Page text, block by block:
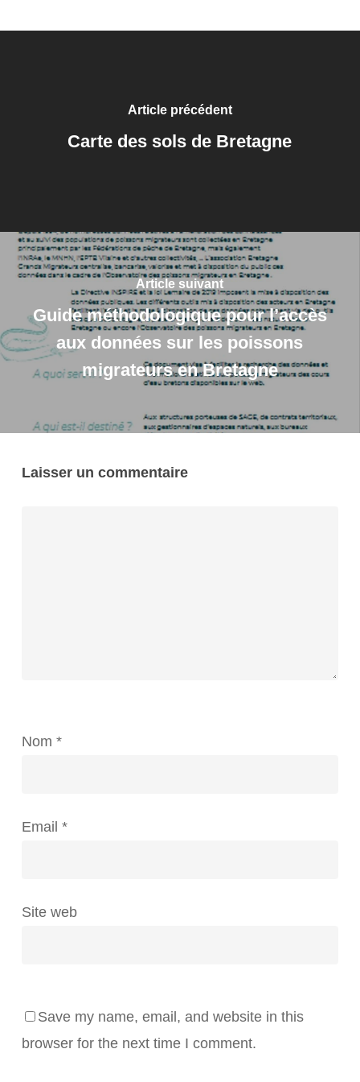
Article précédent
Carte des sols de Bretagne
Article suivant
Guide méthodologique pour l’accès
aux données sur les poissons
migrateurs en Bretagne
Laisser un commentaire
Nom *
Email *
Site web
Save my name, email, and website in this
browser for the next time I comment.